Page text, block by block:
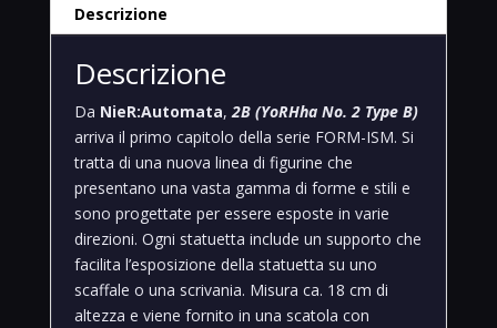
Descrizione
Descrizione
Da NieR:Automata,2B (YoRHha No. 2 Type B)
arriva il primo capitolo della serie FORM-ISM. Si
tratta di una nuova linea di figurine che
presentano una vasta gamma di forme e stili e
sono progettate per essere esposte in varie
direzioni. Ogni statuetta include un supporto che
facilita l’esposizione della statuetta su uno
scaffale o una scrivania. Misura ca. 18 cm di
altezza e viene fornito in una scatola con